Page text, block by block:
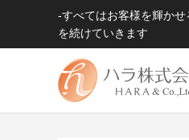
-すべてはお客様を輝か
を続けていきます